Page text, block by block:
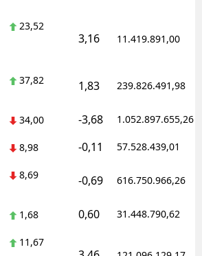
23,52
3,16 11.419.891,00
37,82 1,83 239.826.491,98
34,00 -3,68 1.052.897.655,26
8,98 -0,11 57.528.439,01
8,69 -0,69 616.750.966,26
1,68 0,60 31.448.790,62
11,67